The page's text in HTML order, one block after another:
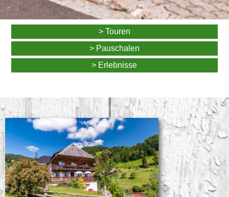
> Touren
> Pauschalen
> Erlebnisse